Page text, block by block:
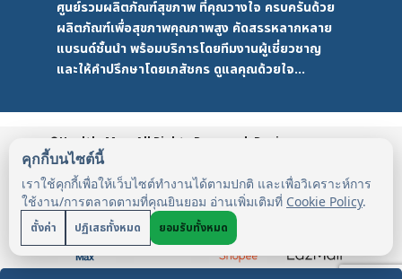
คุกกี้บนไซต์นี้
เราใช้คุกกี้เพื่อให้เว็บไซต์ทำงานได้ตามปกติ และเพื่อวิเคราะห์การ
ใช้งาน/การตลาดตามที่คุณยินยอม อ่านเพิ่มเติมที่ Cookie Policy.
ตั้งค่า ปฏิเสธทั้งหมด ยอมรับทั้งหมด
ศูนย์รวมผลิตภัณฑ์สุขภาพ ที่คุณวางใจ ครบครันด้วย
ผลิตภัณฑ์เพื่อสุขภาพคุณภาพสูง คัดสรรหลากหลาย
แบรนด์ชั้นนำ พร้อมบริการโดยทีมงานผู้เชี่ยวชาญ
และให้คำปรึกษาโดยเภสัชกร ดูแลคุณด้วยใจ...
©HealthyMax. All Rights Reserved. Design
by DMDHealthyMax